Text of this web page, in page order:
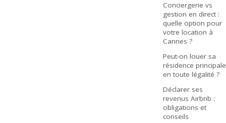
Conciergerie vs
gestion en direct :
quelle option pour
votre location à
Cannes ?
Peut-on louer sa
résidence principale
en toute légalité ?
Déclarer ses
revenus Airbnb :
obligations et
conseils